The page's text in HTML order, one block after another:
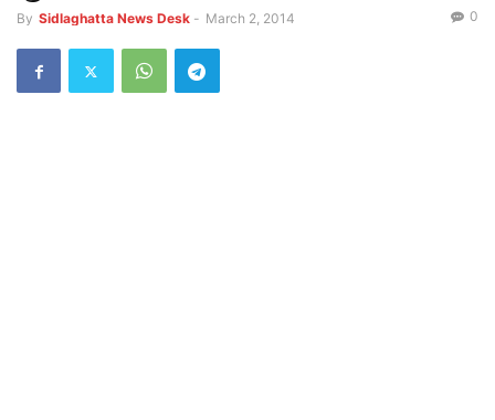
By Sidlaghatta News Desk - March 2, 2014 0